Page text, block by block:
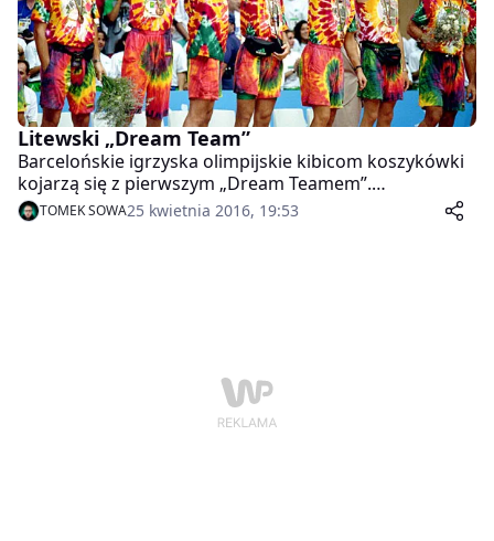
Litewski „Dream Team”
Barcelońskie igrzyska olimpijskie kibicom koszykówki
kojarzą się z pierwszym „Dream Teamem”.
Naszpikowana gwiazdami NBA amerykańska
reprezentacja była zdecydowanym faworytem
TOMEK SOWA25 kwietnia 2016, 19:53